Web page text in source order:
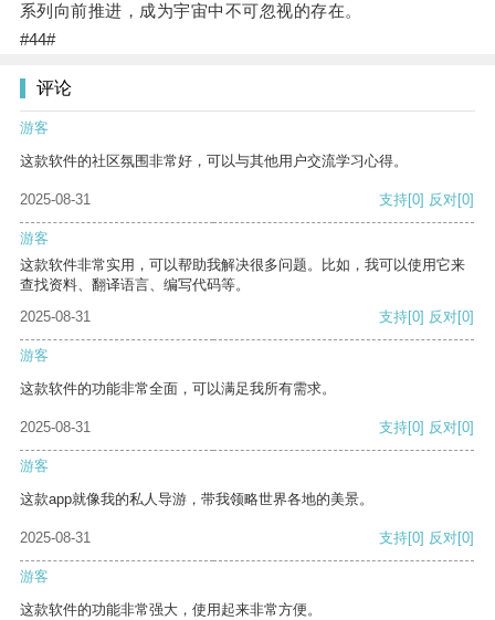
系列向前推进，成为宇宙中不可忽视的存在。
#44#
评论
游客
这款软件的社区氛围非常好，可以与其他用户交流学习心得。
2025-08-31 支持[0] 反对[0]
游客
这款软件非常实用，可以帮助我解决很多问题。比如，我可以使用它来
查找资料、翻译语言、编写代码等。
2025-08-31
支持[0] 反对[0]
游客
这款软件的功能非常全面，可以满足我所有需求。
2025-08-31 支持[0] 反对[0]
游客
这款app就像我的私人导游，带我领略世界各地的美景。
2025-08-31 支持[0] 反对[0]
游客
这款软件的功能非常强大，使用起来非常方便。